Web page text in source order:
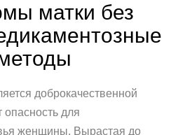
матки без
доброкачественной
опасность для
женщины. Вырастая до